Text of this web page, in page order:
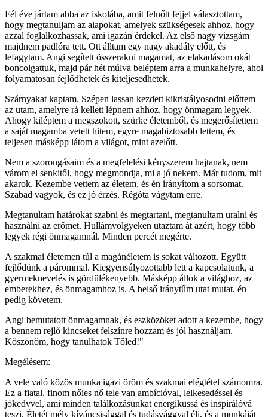
Fél éve jártam abba az iskolába, amit felnőtt fejjel választottam,
hogy megtanuljam az alapokat, amelyek szükségesek ahhoz, hogy
azzal foglalkozhassak, ami igazán érdekel. Az első nagy vizsgám
majdnem padlóra tett. Ott álltam egy nagy akadály előtt, és
lefagytam. Angi segített összerakni magamat, az elakadásom okát
boncolgattuk, majd pár hét múlva beléptem arra a munkahelyre, ahol
folyamatosan fejlődhetek és kiteljesedhetek.
Szárnyakat kaptam. Szépen lassan kezdett kikristályosodni előttem
az utam, amelyre rá kellett lépnem ahhoz, hogy önmagam legyek.
Ahogy kiléptem a megszokott, szürke életemből, és megerősítettem
a saját magamba vetett hitem, egyre magabiztosabb lettem, és
teljesen másképp látom a világot, mint azelőtt.
Nem a szorongásaim és a megfelelési kényszerem hajtanak, nem
várom el senkitől, hogy megmondja, mi a jó nekem. Már tudom, mit
akarok. Kezembe vettem az életem, és én irányítom a sorsomat.
Szabad vagyok, és ez jó érzés. Régóta vágytam erre.
Megtanultam határokat szabni és megtartani, megtanultam uralni és
használni az erőmet. Hullámvölgyeken utaztam át azért, hogy több
legyek régi önmagamnál. Minden percét megérte.
A szakmai életemen túl a magánéletem is sokat változott. Együtt
fejlődünk a párommal. Kiegyensúlyozottabb lett a kapcsolatunk, a
gyermeknevelés is gördülékenyebb. Másképp állok a világhoz, az
emberekhez, és önmagamhoz is. A belső iránytűm utat mutat, én
pedig követem.
Angi bemutatott önmagamnak, és eszközöket adott a kezembe, hogy
a bennem rejlő kincseket felszínre hozzam és jól használjam.
Köszönöm, hogy tanulhatok Tőled!"
Megélésem:
A vele való közös munka igazi öröm és szakmai elégtétel számomra.
Ez a fiatal, finom nőies nő tele van ambícióval, lelkesedéssel és
jókedvvel, ami minden találkozásunkat energikussá és inspirálóvá
teszi. Életét mély kíváncsisággal és tudásvággyal éli, és a munkáját